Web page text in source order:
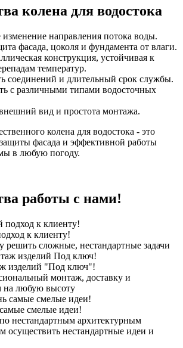
колена для водостока
направления потока воды.
фасада, цоколя и фундамента от влаги.
конструкция, устойчивая к
температур.
соединений и длительный срок службы.
с различными типами водосточных
вид и простота монтажа.
колена для водостока - это
фасада и эффективной работы
в любую погоду.
работы с нами!
к клиенту!
решить сложные, нестандартные задачи
изделий "Под ключ"!
монтаж, доставку и
на любую высоту
смелые идеи!
нестандартным архитектурным
нестандартные идеи и